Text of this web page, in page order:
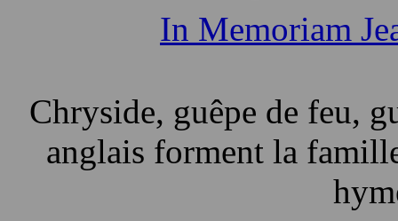
In Memoriam
Chryside, guêpe de feu,
anglais forment la